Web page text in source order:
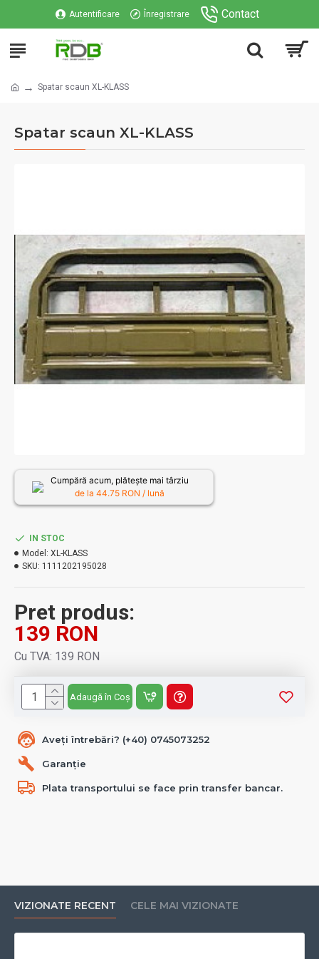
Autentificare Înregistrare Contact
Spatar scaun XL-KLASS
Spatar scaun XL-KLASS
Aveți întrebări? (+40) 0745073252
Garanție
Plata transportului se face prin transfer bancar.
Pret produs:
139 RON
Cu TVA: 139 RON
IN STOC
Model: XL-KLASS
SKU: 1111202195028
Adaugă în Coș
Cumpără acum, plătește mai târziu
de la 44.75 RON / lună
VIZIONATE RECENT CELE MAI VIZIONATE